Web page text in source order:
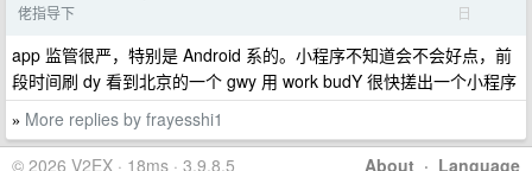
佬指导下
日
app 监管很严，特别是 Android 系的。小程序不知道会不会好点，前
段时间刷 dy 看到北京的一个 gwy 用 work budY 很快搓出一个小程序
» More replies by frayesshi1
About · Language
© 2026 V2EX · 18ms · 3.9.8.5